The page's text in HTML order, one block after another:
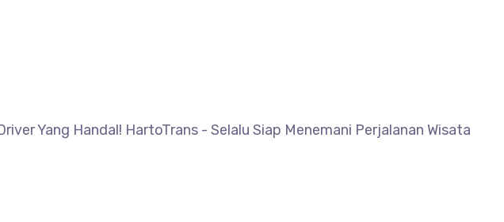
Yang Handal! HartoTrans - Selalu Siap Menemani Perjalanan Wisata